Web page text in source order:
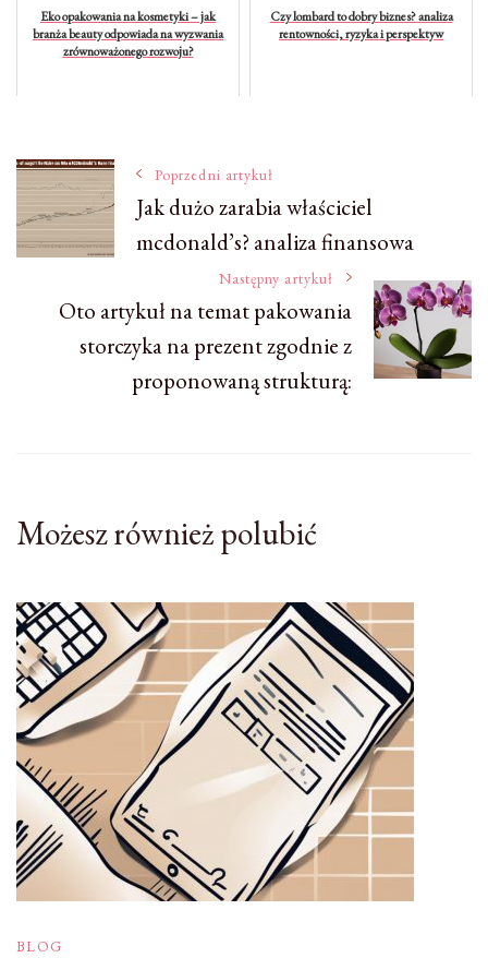
Eko opakowania na kosmetyki – jak
branża beauty odpowiada na wyzwania
zrównoważonego rozwoju?
Czy lombard to dobry biznes? analiza
rentowności, ryzyka i perspektyw
Nawigacja
wpisu
Poprzedni artykuł
Jak dużo zarabia właściciel
mcdonald’s? analiza finansowa
Następny artykuł
Oto artykuł na temat pakowania
storczyka na prezent zgodnie z
proponowaną strukturą:
Możesz również polubić
BLOG